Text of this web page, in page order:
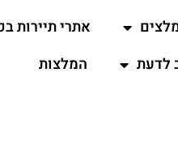
אתרי תיירות
לדעת המלצות